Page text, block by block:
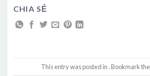
CHIA SẺ
This entry was posted in . Bookmark the